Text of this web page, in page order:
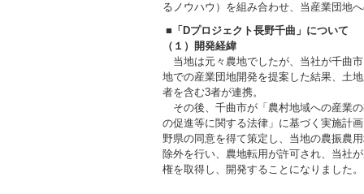
るノウハウ）を組み合わせ、当産業団地
■ 「 Dプロジェクト長野千曲 」について
（１）開発経緯
当地は元々農地でしたが、当社が千曲
地での産業団地開発を提案した結果、土
者を含む3者が連携。
その後、千曲市が「農村地域への産業
の促進等に関する法律」に基づく実施計
野県の同意を得て策定し、当地の農振農
除外を行い、農地転用が許可され、当社
権を取得し、開発することになりました。